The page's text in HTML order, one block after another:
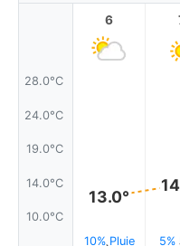
28.0°C
24.0°C
19.0°C
14.0°C
10.0°C
6
13.0°
10% Pluie 5%